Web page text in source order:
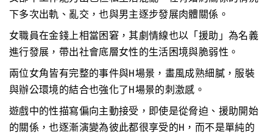
下多次出軌、亂交，也與男主逐步發展肉體關係。
女職員在金錢上相當困窘，其劇情線也以「援助」為名義
進行發展，帶出社會底層女性的生活困境與脆弱性。
兩位女角皆有完整的事件與H場景，畫風成熟細膩，服裝
與辦公環境的結合也強化了H場景的刺激感。
遊戲中的性描寫偏向主動接受，即使是從脅迫、援助開始
的關係，也逐漸演變為彼此都很享受的H，而不是單純的